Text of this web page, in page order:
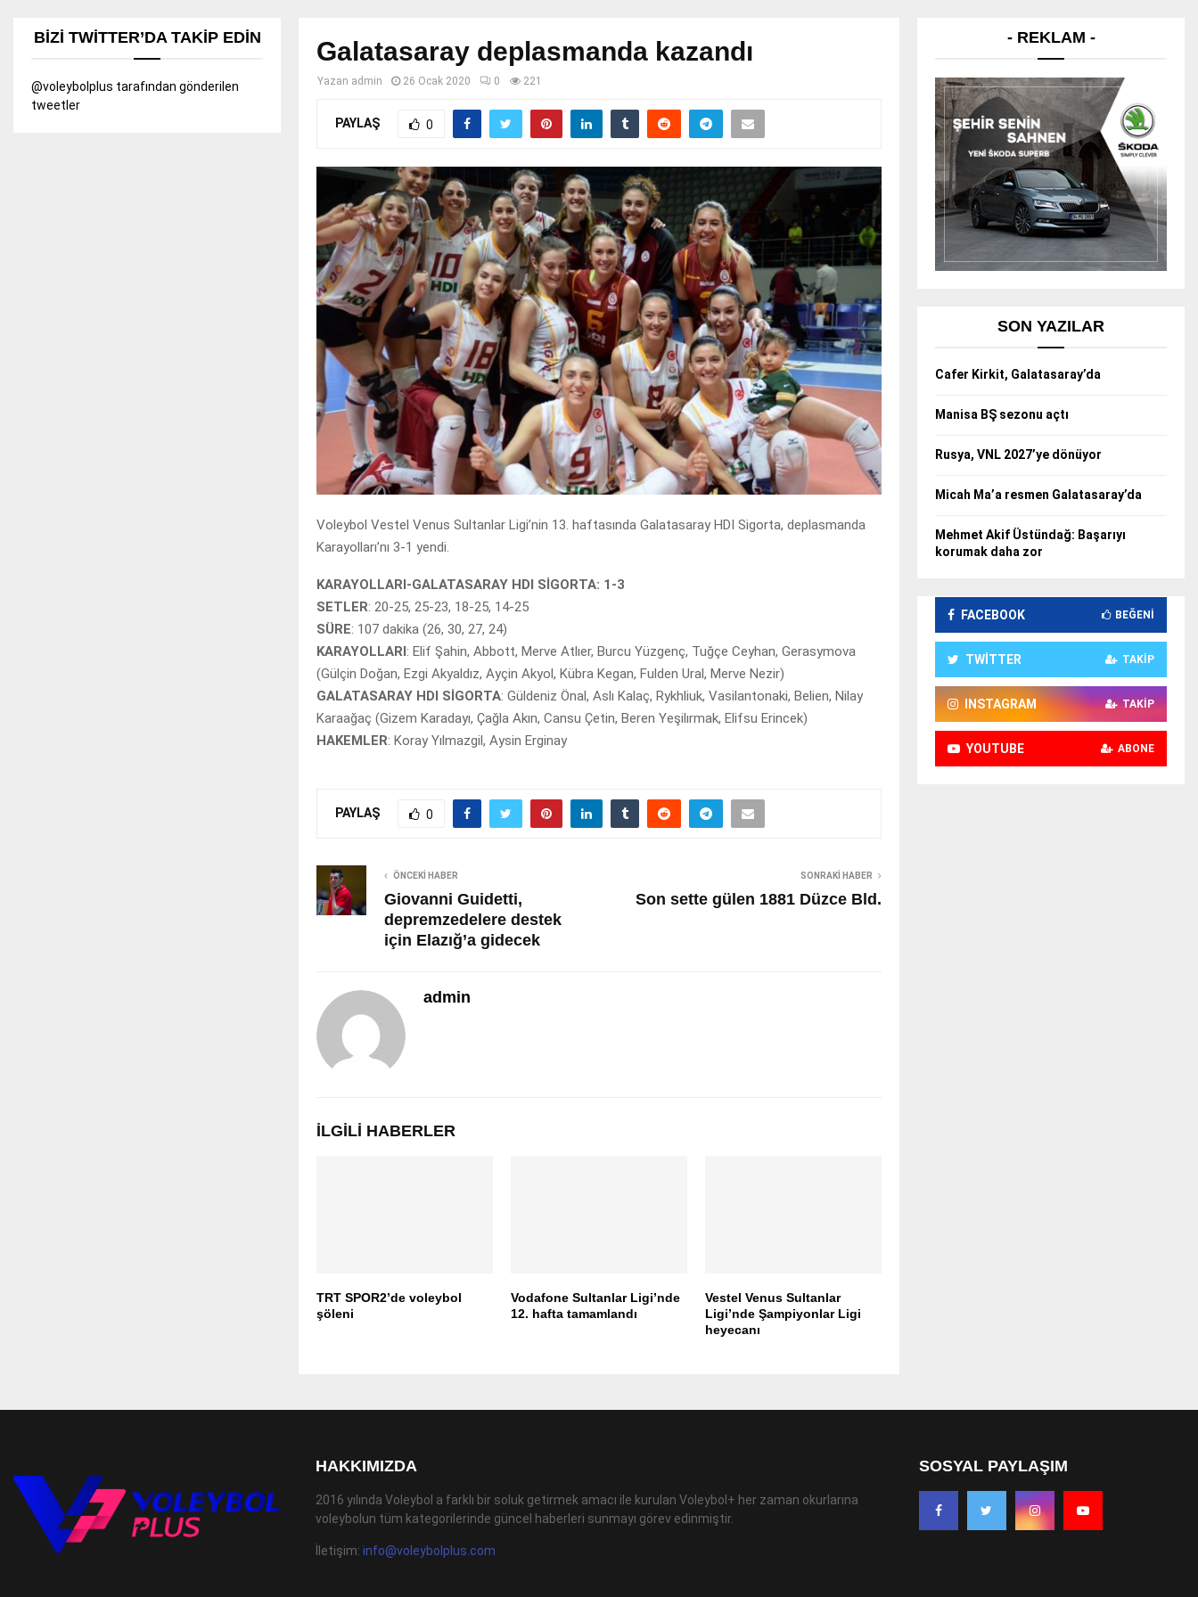
Galatasaray deplasmanda kazandı
Yazan admin 26 Ocak 2020 0 221
PAYLAŞ 0
Voleybol Vestel Venus Sultanlar Ligi’nin 13. haftasında Galatasaray HDI Sigorta, deplasmanda
Karayolları’nı 3-1 yendi.
KARAYOLLARI-GALATASARAY HDI SİGORTA: 1-3
SETLER: 20-25, 25-23, 18-25, 14-25
SÜRE: 107 dakika (26, 30, 27, 24)
KARAYOLLARI : Elif Şahin, Abbott, Merve Atlıer, Burcu Yüzgenç, Tuğçe Ceyhan, Gerasymova
(Gülçin Doğan, Ezgi Akyaldız, Ayçin Akyol, Kübra Kegan, Fulden Ural, Merve Nezir)
GALATASARAY HDI SİGORTA: Güldeniz Önal, Aslı Kalaç, Rykhliuk, Vasilantonaki, Belien, Nilay
Karaağaç (Gizem Karadayı, Çağla Akın, Cansu Çetin, Beren Yeşilırmak, Elifsu Erincek)
HAKEMLER: Koray Yılmazgil, Aysin Erginay
PAYLAŞ 0
ÖNCEKI HABER
Giovanni Guidetti,
depremzedelere destek
için Elazığ’a gidecek
SONRAKI HABER
Son sette gülen 1881 Düzce Bld.
admin
İLGILI HABERLER
TRT SPOR2’de voleybol
şöleni
Vodafone Sultanlar Ligi’nde
12. hafta tamamlandı
Vestel Venus Sultanlar
Ligi’nde Şampiyonlar Ligi
heyecanı
BIZI TWITTER’DA TAKIP EDIN
@voleybolplus tarafından gönderilen
tweetler
- REKLAM -
SON YAZILAR
Cafer Kirkit, Galatasaray’da
Manisa BŞ sezonu açtı
Rusya, VNL 2027’ye dönüyor
Micah Ma’a resmen Galatasaray’da
Mehmet Akif Üstündağ: Başarıyı
korumak daha zor
FACEBOOK BEĞENI
TWITTER TAKIP
INSTAGRAM TAKIP
YOUTUBE ABONE
HAKKIMIZDA
2016 yılında Voleybol a farklı bir soluk getirmek amacı ile kurulan Voleybol+ her zaman okurlarına
voleybolun tüm kategorilerinde güncel haberleri sunmayı görev edinmiştir.
İletişim: info@voleybolplus.com
SOSYAL PAYLAŞIM